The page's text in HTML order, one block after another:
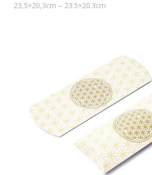
23,5×20,3cm – 23.5×20.3cm